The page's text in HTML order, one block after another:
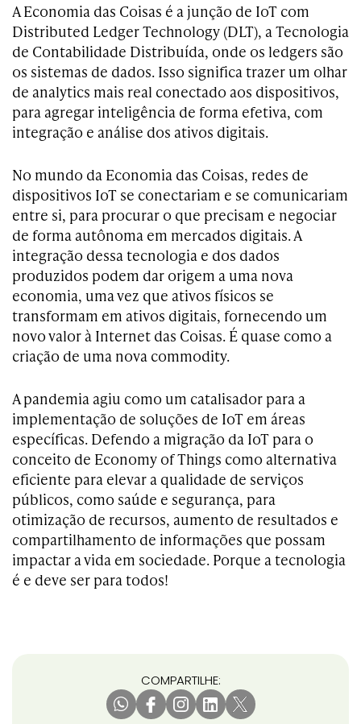
A Economia das Coisas é a junção de IoT com
Distributed Ledger Technology (DLT), a Tecnologia
de Contabilidade Distribuída, onde os ledgers são
os sistemas de dados. Isso significa trazer um olhar
de analytics mais real conectado aos dispositivos,
para agregar inteligência de forma efetiva, com
integração e análise dos ativos digitais.
No mundo da Economia das Coisas, redes de
dispositivos IoT se conectariam e se comunicariam
entre si, para procurar o que precisam e negociar
de forma autônoma em mercados digitais. A
integração dessa tecnologia e dos dados
produzidos podem dar origem a uma nova
economia, uma vez que ativos físicos se
transformam em ativos digitais, fornecendo um
novo valor à Internet das Coisas. É quase como a
criação de uma nova commodity.
A pandemia agiu como um catalisador para a
implementação de soluções de IoT em áreas
específicas. Defendo a migração da IoT para o
conceito de Economy of Things como alternativa
eficiente para elevar a qualidade de serviços
públicos, como saúde e segurança, para
otimização de recursos, aumento de resultados e
compartilhamento de informações que possam
impactar a vida em sociedade. Porque a tecnologia
é e deve ser para todos!
COMPARTILHE: